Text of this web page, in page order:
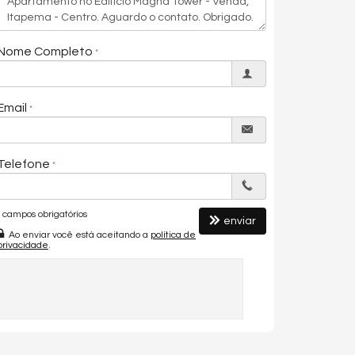
Completo
campos obrigatórios
Ao enviar você está aceitando a política de
.
enviar